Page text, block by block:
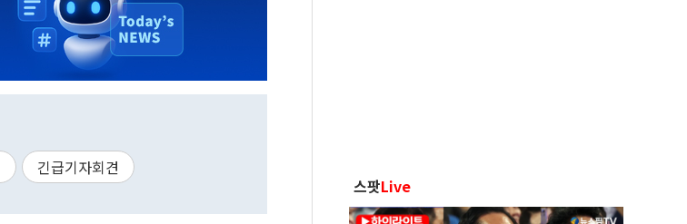
긴급기자회견
스팟Live